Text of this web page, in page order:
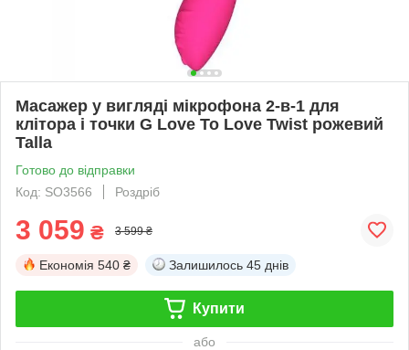
Масажер у вигляді мікрофона 2-в-1 для
клітора і точки G Love To Love Twist рожевий
Talla
Готово до відправки
Код: SO3566
Роздріб
3 059 ₴ 3 599 ₴
Економія 540 ₴ Залишилось 45 днів
Купити
або